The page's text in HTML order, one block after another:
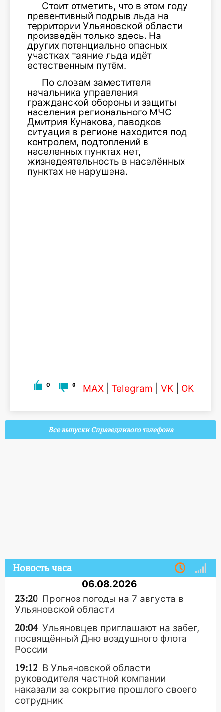
Стоит отметить, что в этом году
превентивный подрыв льда на
территории Ульяновской области
произведён только здесь. На
других потенциально опасных
участках таяние льда идёт
естественным путём.
По словам заместителя
начальника управления
гражданской обороны и защиты
населения регионального МЧС
Дмитрия Кунакова, паводков
ситуация в регионе находится под
контролем, подтоплений в
населенных пунктах нет,
жизнедеятельность в населённых
пунктах не нарушена.
0 0 MAX Telegram VK OK
Все выпуски Справедливого телефона
Новость часа
06.08.2026
23:20 Прогноз погоды на 7 августа в
Ульяновской области
20:04 Ульяновцев приглашают на забег,
посвящённый Дню воздушного флота
России
19:12 В Ульяновской области
руководителя частной компании
наказали за сокрытие прошлого своего
сотрудник